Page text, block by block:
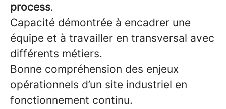
process.
Capacité démontrée à encadrer une
équipe et à travailler en transversal avec
différents métiers.
Bonne compréhension des enjeux
opérationnels d’un site industriel en
fonctionnement continu.